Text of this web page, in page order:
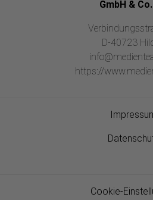
GmbH &
D-40723
https://
Cookie-